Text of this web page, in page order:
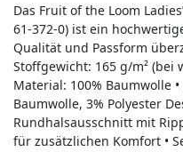
Das Fruit of the Loom
61-372-0) ist ein
Qualität und Passform
Stoffgewicht: 165 g/m² (bei
Material: 100% Baumwolle
Baumwolle, 3% Polyester
Rundhalsausschnitt mit
für zusätzlichen Komfort •